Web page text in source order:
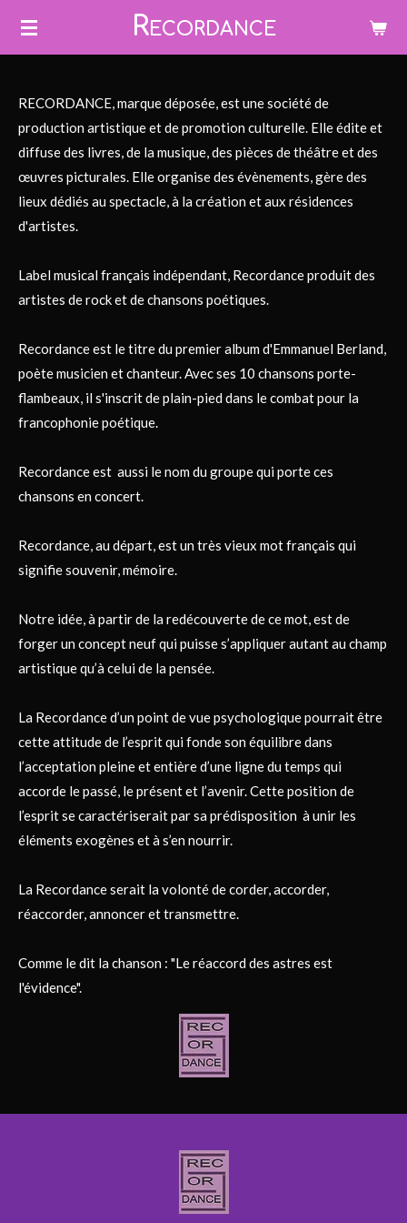
Passer
RECORDANCE
RECORDANCE, marque déposée, est une société de
production artistique et de promotion culturelle. Elle édite et
diffuse des livres, de la musique, des pièces de théâtre et des
œuvres picturales. Elle organise des évènements, gère des
lieux dédiés au spectacle, à la création et aux résidences
d'artistes.
Label musical français indépendant, Recordance produit des
artistes de rock et de chansons poétiques.
​Recordance est le titre du premier album d'Emmanuel Berland,
poète musicien et chanteur. Avec ses 10 chansons porte-
flambeaux, il s'inscrit de plain-pied dans le combat pour la
francophonie poétique.
Recordance est aussi le nom du groupe qui porte ces
chansons en concert.
​Recordance, au départ, est un très vieux mot français qui
signifie souvenir, mémoire.
Notre idée, à partir de la redécouverte de ce mot, est de
forger un concept neuf qui puisse s’appliquer autant au champ
artistique qu’à celui de la pensée.
La Recordance d’un point de vue psychologique pourrait être
cette attitude de l’esprit qui fonde son équilibre dans
l’acceptation pleine et entière d’une ligne du temps qui
accorde le passé, le présent et l’avenir. Cette position de
l’esprit se caractériserait par sa prédisposition à unir les
éléments exogènes et à s’en nourrir.
La Recordance serait la volonté de corder, accorder,
réaccorder, annoncer et transmettre.
Comme le dit la chanson : "Le réaccord des astres est
l'évidence".